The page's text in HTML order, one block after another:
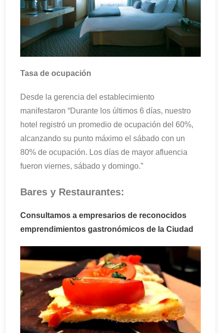
Tasa de ocupación
Desde la gerencia del establecimiento
manifestaron “Durante los últimos 6 días, nuestro
hotel registró un promedio de ocupación del 60%,
alcanzando su punto máximo el sábado con un
80% de ocupación. Los días de mayor afluencia
fueron viernes, sábado y domingo.”
Bares y Restaurantes:
Consultamos a empresarios de reconocidos
emprendimientos gastronómicos de la Ciudad